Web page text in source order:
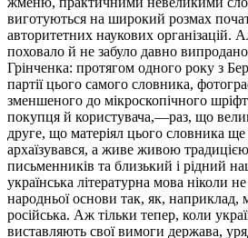
виготуються на широкий розмах
авторитетних наукових організацій.
поховало й не забуло давно
Грінченка: протягом одного року з
партії цього самого словника,
зменшеного до мікроскопічного
покупця й користувача,—раз, що
друге, що матеріял цього словника ще
архаїзувався, а живе живою
письменників та близький і рідний
українська літературна мова ніколи
народньої основи так, як, наприклад,
російська. Аж тільки тепер, коли
виставляють свої вимоги держава,